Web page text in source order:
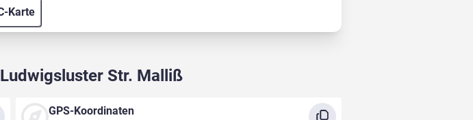
Karte
Str. Malliß
GPS-Koordinaten